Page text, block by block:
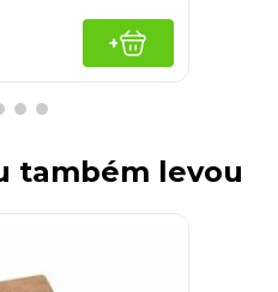
+
também levou